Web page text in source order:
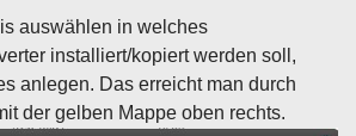
auswählen in welches
installiert/kopiert werden soll,
anlegen. Das erreicht man durch
der gelben Mappe oben rechts.